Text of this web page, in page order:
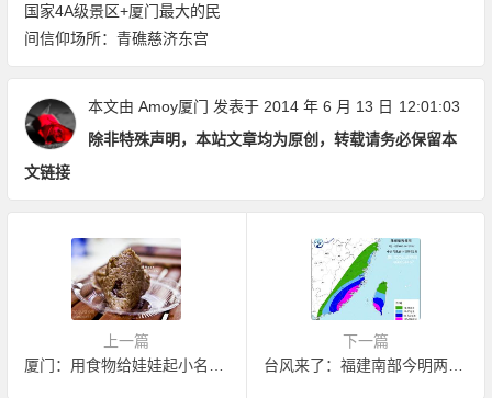
国家4A级景区+厦门最大的民
间信仰场所：青礁慈济东宫
本文由 Amoy厦门 发表于 2014 年 6 月 13 日 12:01:03
除非特殊声明，本站文章均为原创，转载请务必保留本
文链接
上一篇
下一篇
台风来了：福建南部今明两天或有大到暴雨